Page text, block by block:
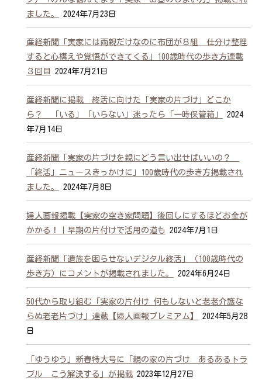
ました。
2024年7月23日
産経新聞「実家には両親だけなのに布団が８組 仕分け整理
すると心構えや覚悟ができてくる」100歳時代の歩き方連載
３回目
2024年7月21日
産経新聞に掲載 終活に向けた「実家の片づけ」どこか
ら？ 「いる」「いらない」迷ったら「一時保管箱」
2024
年7月14日
産経新聞「実家の片づけを親にどう言い出せばいいの？
「終活」ニュースきっかけに」100歳時代の歩き方掲載され
ました。
2024年7月8日
婦人画報掲載【実家の空き家問題】後回しにするほどお金が
かかる！｜早期の片付けで活用の道も
2024年7月1日
産経新聞「遺族を困らせないデジタル終活」（100歳時代の
歩き方）にコメントが掲載されました。
2024年6月24日
50代から取り組む「実家の片付け 何もしないと老老介護な
らぬ老老片づけ」連載【婦人画報プレミアム】
2024年5月28
日
「ゆうゆう」新春特大号に「親の家の片づけ あるあるトラ
ブル こう解決する」が掲載2023年12月27日